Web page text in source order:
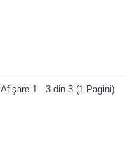
Afişare 1 - 3 din 3 (1 Pagini)